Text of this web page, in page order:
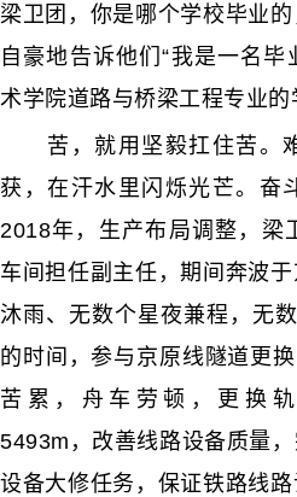
梁卫团，你是哪个学校毕业
自豪地告诉他们“我是一名
术学院道路与桥梁工程专业的
苦，就用坚毅扛住苦。
获，在汗水里闪烁光芒。奋
2018年，生产布局调整，梁
车间担任副主任，期间奔波
沐雨、无数个星夜兼程，无
的时间，参与京原线隧道更
苦累，舟车劳顿，更换
5493m，改善线路设备质量
设备大修任务，保证铁路线